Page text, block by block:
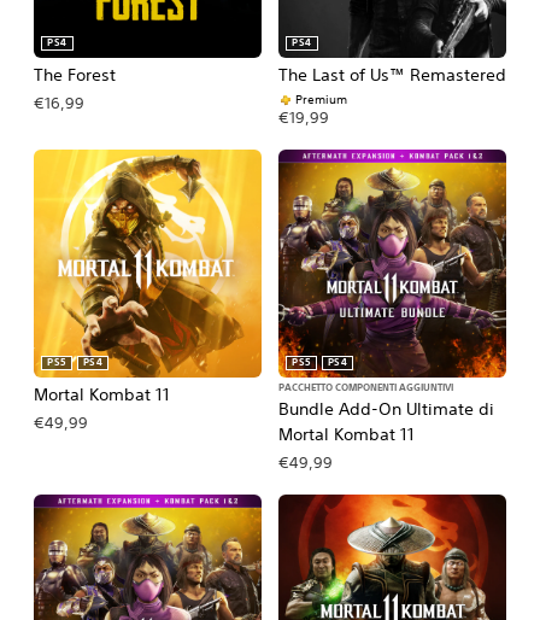
The Forest
PS4
€16,99
The Last of Us™ Remastered
PS4
Premium
€19,99
Mortal Kombat 11
PS5 PS4
€49,99
Bundle Add-On Ultimate di
Mortal Kombat 11
PS5
PS4
PACCHETTO COMPONENTI AGGIUNTIVI
€49,99